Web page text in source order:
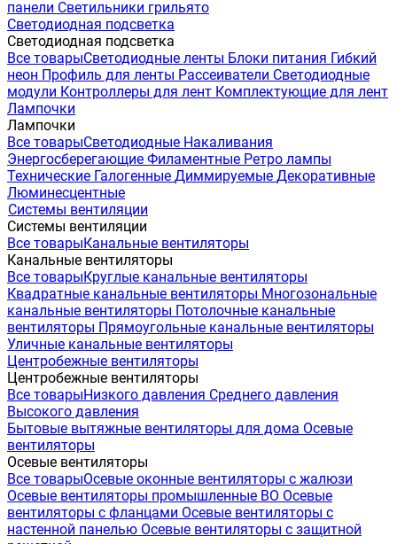
панели Светильники грильято
Светодиодная подсветка
Светодиодная подсветка
Все товарыСветодиодные ленты Блоки питания Гибкий
неон Профиль для ленты Рассеиватели Светодиодные
модули Контроллеры для лент Комплектующие для лент
Лампочки
Лампочки
Все товарыСветодиодные Накаливания
Энергосберегающие Филаментные Ретро лампы
Технические Галогенные Диммируемые Декоративные
Люминесцентные
Системы вентиляции
Системы вентиляции
Все товарыКанальные вентиляторы
Канальные вентиляторы
Все товарыКруглые канальные вентиляторы
Квадратные канальные вентиляторы Многозональные
канальные вентиляторы Потолочные канальные
вентиляторы Прямоугольные канальные вентиляторы
Уличные канальные вентиляторы
Центробежные вентиляторы
Центробежные вентиляторы
Все товарыНизкого давления Среднего давления
Высокого давления
Бытовые вытяжные вентиляторы для дома Осевые
вентиляторы
Осевые вентиляторы
Все товарыОсевые оконные вентиляторы с жалюзи
Осевые вентиляторы промышленные ВО Осевые
вентиляторы с фланцами Осевые вентиляторы с
настенной панелью Осевые вентиляторы с защитной